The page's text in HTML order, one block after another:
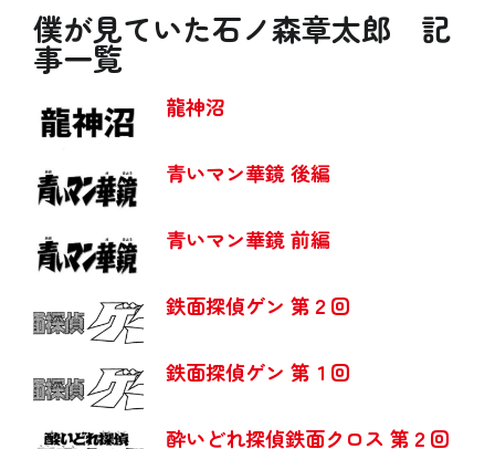
僕が見ていた石ノ森章太郎 記
事一覧
龍神沼
青いマン華鏡 後編
青いマン華鏡 前編
鉄面探偵ゲン 第２回
鉄面探偵ゲン 第１回
酔いどれ探偵鉄面クロス 第２回